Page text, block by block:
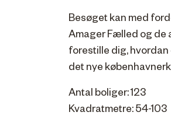
Besøget kan med
Amager Fælled og de
forestille dig, hvordan
det nye
Antal boliger: 123
Kvadratmetre: 54-103